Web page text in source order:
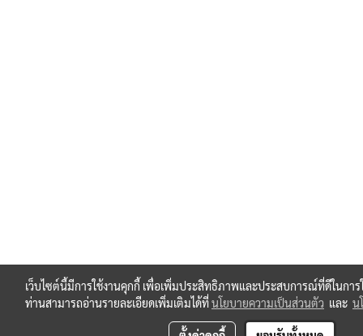
เว็บไซต์นี้มีการใช้งานคุกกี้ เพื่อเพิ่มประสิทธิภาพและประสบการณ์ที่ดีในการ
ท่านสามารถอ่านรายละเอียดเพิ่มเติมได้ที่นโยบายความเป็นส่วนตัว และ น